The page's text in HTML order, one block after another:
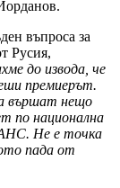
въпроса за
Русия,
до извода, че
премиерът.
вършат нещо
по национална
Не е точка
пада от